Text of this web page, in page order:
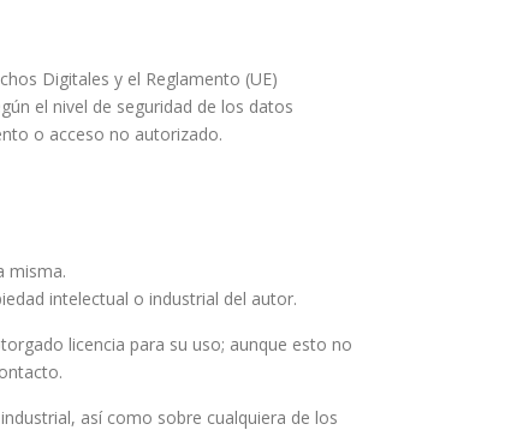
Digitales y el Reglamento (UE)
el nivel de seguridad de los datos
o acceso no autorizado.
misma.
intelectual o industrial del autor.
licencia para su uso; aunque esto no
así como sobre cualquiera de los